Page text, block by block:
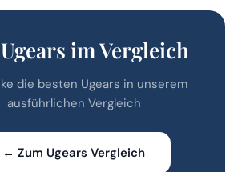
im Vergleich
die besten Ugears in unserem
ausführlichen Vergleich
← Zum Ugears Vergleich